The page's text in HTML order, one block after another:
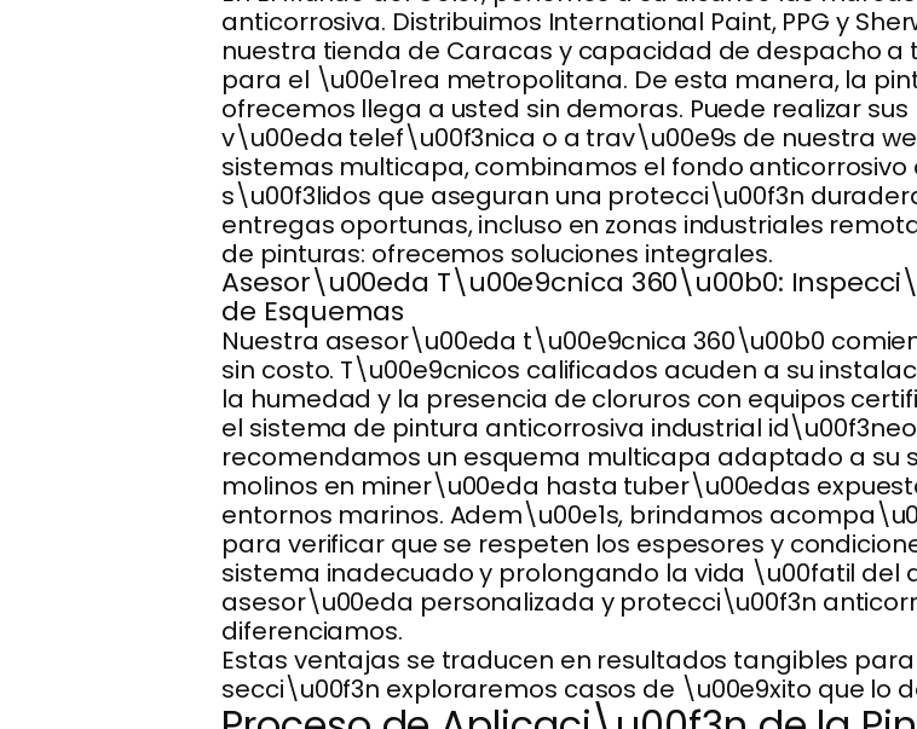
anticorrosiva. Distribuimos International Paint, PPG y
nuestra tienda de Caracas y capacidad de despacho
para el \u00e1rea metropolitana. De esta manera, la
ofrecemos llega a usted sin demoras. Puede realizar
v\u00eda telef\u00f3nica o a trav\u00e9s de nuestra
sistemas multicapa, combinamos el fondo
s\u00f3lidos que aseguran una protecci\u00f3n
entregas oportunas, incluso en zonas industriales
de pinturas: ofrecemos soluciones integrales.
Asesor\u00eda T\u00e9cnica 360\u00b0:
de Esquemas
Nuestra asesor\u00eda t\u00e9cnica 360\u00b0
sin costo. T\u00e9cnicos calificados acuden a su
la humedad y la presencia de cloruros con equipos
el sistema de pintura anticorrosiva industrial
recomendamos un esquema multicapa adaptado a su
molinos en miner\u00eda hasta tuber\u00edas
entornos marinos. Adem\u00e1s, brindamos
para verificar que se respeten los espesores y
sistema inadecuado y prolongando la vida \u00fatil del
asesor\u00eda personalizada y protecci\u00f3n
diferenciamos.
Estas ventajas se traducen en resultados tangibles
secci\u00f3n exploraremos casos de \u00e9xito que lo